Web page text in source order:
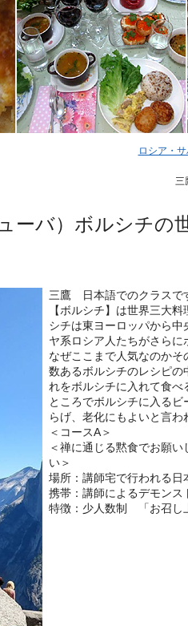
ロシア・
三
ーバ）ボルシチ
三鷹 日本語でのクラスで
【ボルシチ】は世界三大
シチは東ヨーロッパから
ヤ系ロシア人たちがさらに
なぜここまで人気なのかそ
数あるボルシチのレシピ
れをボルシチに入れて食べ
ところでボルシチに入る
らげ、老化にもよいと言わ
＜コースA＞
＜禅に通じる黙食でお願
い＞
場所：講師宅で行われる日
携帯：講師によるデモンス
特徴：少人数制 「お召し